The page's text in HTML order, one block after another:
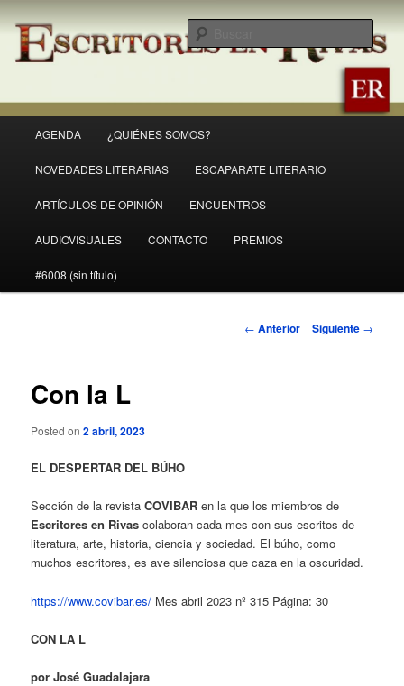
Ir
al
contenido
principal
Revista Escritores en Rivas
principal
AGENDA ¿QUIÉNES SOMOS?
NOVEDADES LITERARIAS ESCAPARATE LITERARIO
ARTÍCULOS DE OPINIÓN ENCUENTROS
AUDIOVISUALES CONTACTO PREMIOS
#6008 (sin título)
Navegación
← Anterior Siguiente →
Con la L
Posted on2 abril, 2023
EL DESPERTAR DEL BÚHO
Sección de la revistaCOVIBAR en la que los miembros de
Escritores en Rivas colaboran cada mes con sus escritos de
literatura, arte, historia, ciencia y sociedad. El búho, como
muchos escritores, es ave silenciosa que caza en la oscuridad.
https://www.covibar.es/ Mes abril 2023 nº 315 Página: 30
CON LA L
por José Guadalajara